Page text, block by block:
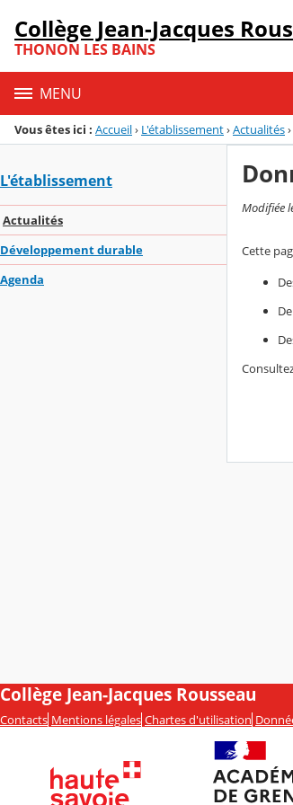
Menu de la rubrique
Contenu
Collège Jean-Jacques
THONON LES BAINS
MENU
Vous êtes ici : Accueil› L'établissement›Actualités›
L'établissement
Actualités
Développement durable
Agenda
Modifiée
Cette
Collège Jean-Jacques Rousseau
Contacts Mentions légales Chartes d'utilisation